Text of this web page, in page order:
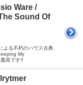
Ware /
Sound Of
よる不朽のハウス古典
My
高です!!